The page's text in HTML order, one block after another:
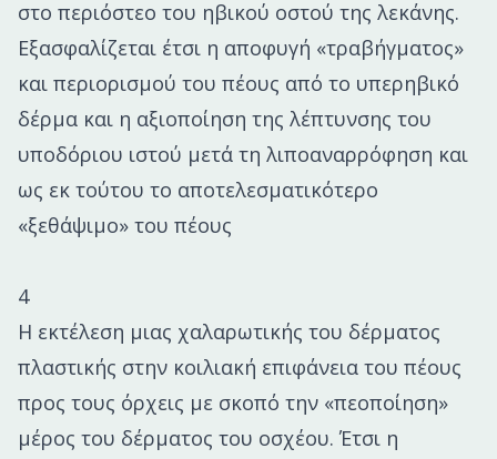
στο περιόστεο του ηβικού οστού της λεκάνης.
Εξασφαλίζεται έτσι η αποφυγή «τραβήγματος»
και περιορισμού του πέους από το υπερηβικό
δέρμα και η αξιοποίηση της λέπτυνσης του
υποδόριου ιστού μετά τη λιποαναρρόφηση και
ως εκ τούτου το αποτελεσματικότερο
«ξεθάψιμο» του πέους
4
Η εκτέλεση μιας χαλαρωτικής του δέρματος
πλαστικής στην κοιλιακή επιφάνεια του πέους
προς τους όρχεις με σκοπό την «πεοποίηση»
μέρος του δέρματος του οσχέου. Έτσι η